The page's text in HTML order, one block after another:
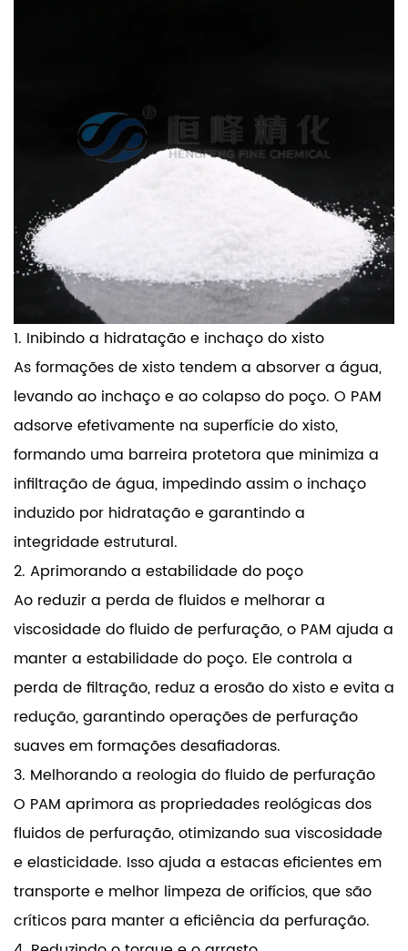
1. Inibindo a hidratação e inchaço do xisto
As formações de xisto tendem a absorver a água,
levando ao inchaço e ao colapso do poço. O PAM
adsorve efetivamente na superfície do xisto,
formando uma barreira protetora que minimiza a
infiltração de água, impedindo assim o inchaço
induzido por hidratação e garantindo a
integridade estrutural.
2. Aprimorando a estabilidade do poço
Ao reduzir a perda de fluidos e melhorar a
viscosidade do fluido de perfuração, o PAM ajuda a
manter a estabilidade do poço. Ele controla a
perda de filtração, reduz a erosão do xisto e evita a
redução, garantindo operações de perfuração
suaves em formações desafiadoras.
3. Melhorando a reologia do fluido de perfuração
O PAM aprimora as propriedades reológicas dos
fluidos de perfuração, otimizando sua viscosidade
e elasticidade. Isso ajuda a estacas eficientes em
transporte e melhor limpeza de orifícios, que são
críticos para manter a eficiência da perfuração.